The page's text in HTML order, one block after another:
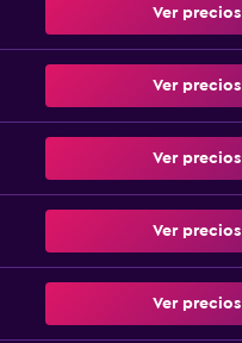
Ver precios
Ver precios
Ver precios
Ver precios
Ver precios